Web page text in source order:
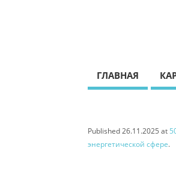
ГЛАВНАЯ
Published26.11.2025 at
энергетической сфере.